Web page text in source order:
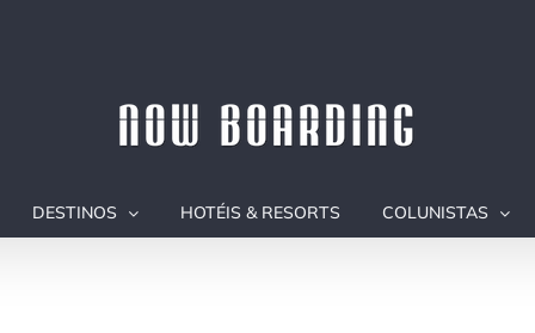
DESTINOS HOTÉIS & RESORTS COLUNISTAS